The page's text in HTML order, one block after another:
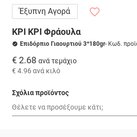
Έξυπνη Αγορά
ΚΡΙ ΚΡΙ Φράουλα
Επιδόρπιο Γιαουρτιού 3*180gr- Κωδ.
€ 2.68 ανά τεμάχιο
€ 4.96 ανά κιλό
Σχόλια προϊόντος